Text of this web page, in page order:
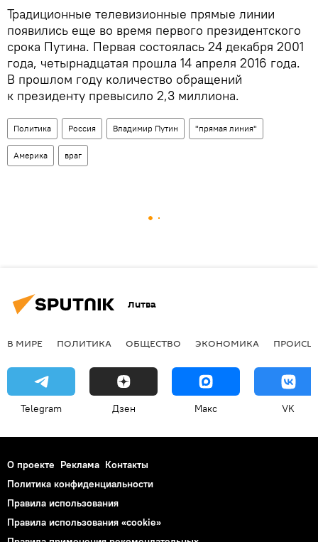
Традиционные телевизионные прямые линии
появились еще во время первого президентского
срока Путина. Первая состоялась 24 декабря 2001
года, четырнадцатая прошла 14 апреля 2016 года.
В прошлом году количество обращений
к президенту превысило 2,3 миллиона.
Политика Россия Владимир Путин "прямая линия"
Америка враг
Литва
В МИРЕ ПОЛИТИКА ОБЩЕСТВО ЭКОНОМИКА
Telegram Дзен Макс VK
О проекте Реклама Контакты
Политика конфиденциальности
Правила использования
Правила использования «cookie»